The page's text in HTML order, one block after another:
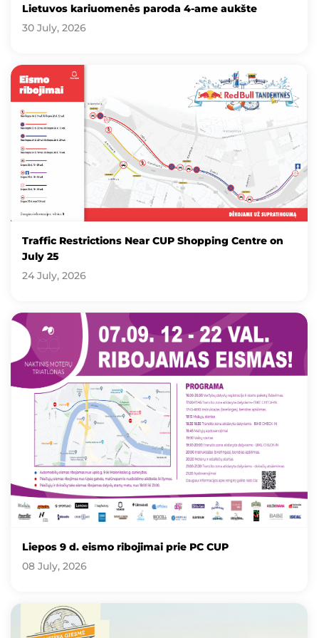
Lietuvos kariuomenės paroda 4-ame aukšte
30 July, 2026
Traffic Restrictions Near CUP Shopping Centre on
July 25
24 July, 2026
Liepos 9 d. eismo ribojimai prie PC CUP
08 July, 2026